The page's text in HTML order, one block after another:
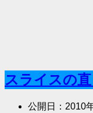
スライスの
公開日： 2010